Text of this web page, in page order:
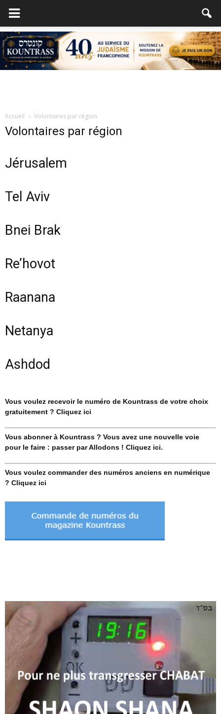
Accueil Volontaires par région
Volontaires par région
Jérusalem
Tel Aviv
Bnei Brak
Re’hovot
Raanana
Netanya
Ashdod
Vous voulez recevoir le numéro de Kountrass de votre choix
gratuitement ? Cliquez ici
Vous abonner à Kountrass ? Vous avez une nouvelle voie
pour le faire : passer par Allodons ! Cliquez ici.
Vous voulez commander des numéros anciens en numérique
? Cliquez ici